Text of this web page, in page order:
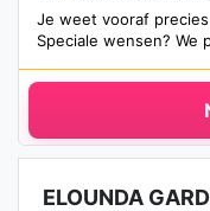
Je weet vooraf
Speciale wensen? We
ELOUNDA